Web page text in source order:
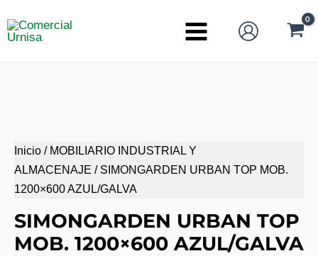
al
Main
Inicio / MOBILIARIO INDUSTRIAL Y
ALMACENAJE / SIMONGARDEN URBAN TOP MOB.
1200×600 AZUL/GALVA
SIMONGARDEN URBAN TOP
MOB. 1200×600 AZUL/GALVA